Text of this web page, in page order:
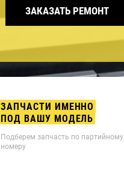
ЗАКАЗАТЬ РЕМОНТ
ЗАПЧАСТИ ИМЕННО
ПОД ВАШУ МОДЕЛЬ
Подберем запчасть по партийному
номеру